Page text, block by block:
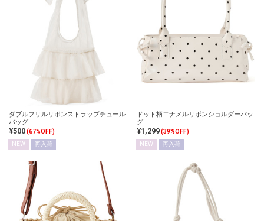
ダブルフリルリボンストラップチュール
バッグ
¥500(67%OFF)
NEW
再入荷
ドット柄エナメルリボンショルダーバッ
グ
¥1,299(39%OFF)
NEW
再入荷